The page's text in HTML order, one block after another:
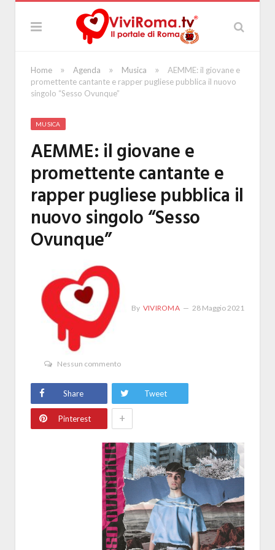
Home » Agenda » Musica »
AEMME: il giovane e
promettente cantante e rapper pugliese pubblica il nuovo
singolo “Sesso Ovunque”
MUSICA
AEMME: il giovane e
promettente cantante e
rapper pugliese pubblica il
nuovo singolo “Sesso
Ovunque”
By VIVIROMA 28 Maggio 2021
Nessun commento
Share Tweet
Pinterest +